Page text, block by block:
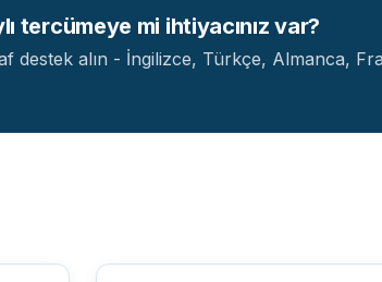
tercümeye mi ihtiyacınız var?
destek alın - İngilizce, Türkçe, Almanca,